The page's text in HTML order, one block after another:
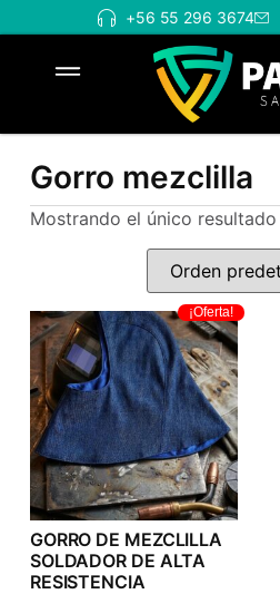
+56 55 296 3674
Gorro mezclilla
Mostrando el único resultado
¡Oferta!
GORRO DE MEZCLILLA
SOLDADOR DE ALTA
RESISTENCIA